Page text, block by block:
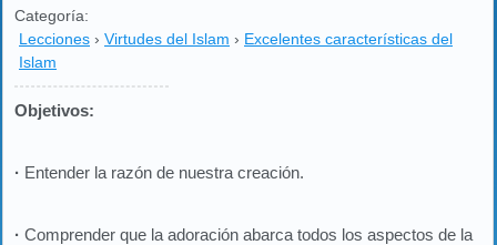
Categoría:
Lecciones › Virtudes del Islam › Excelentes características del
Islam
Objetivos:
· Entender la razón de nuestra creación.
· Comprender que la adoración abarca todos los aspectos de la